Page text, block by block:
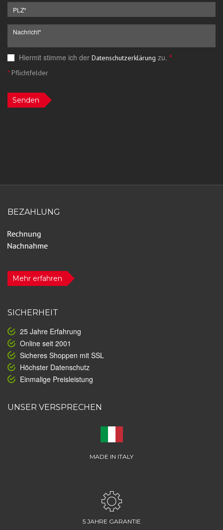
Hiermit stimme ich der Datenschutzerklärung zu. *
*Pflichtfelder
Senden
BEZAHLUNG
Mehr erfahren
SICHERHEIT
25 Jahre Erfahrung
Online seit 2001
Sicheres Shoppen mit SSL
Höchster Datenschutz
Einmalige Preisleistung
UNSER VERSPRECHEN
MADE IN ITALY
5 JAHRE GARANTIE